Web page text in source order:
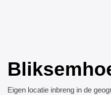
Eigen locatie inbreng in de